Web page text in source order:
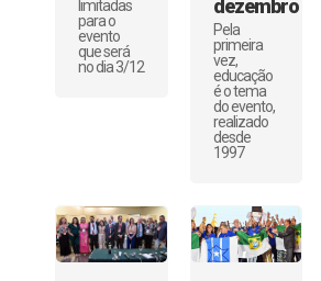
limitadas
para o
evento
que será
no dia 3/12
dezembro
Pela
primeira
vez,
educação
é o tema
do evento,
realizado
desde
1997